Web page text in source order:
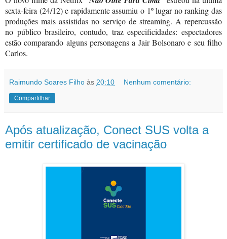
sexta-feira (24/12) e rapidamente assumiu o 1º lugar no ranking das
produções mais assistidas no serviço de streaming. A repercussão
no público brasileiro, contudo, traz especificidades: espectadores
estão comparando alguns personagens a Jair Bolsonaro e seu filho
Carlos.
Raimundo Soares Filho às 20:10 Nenhum comentário:
Compartilhar
Após atualização, Conect SUS volta a
emitir certificado de vacinação